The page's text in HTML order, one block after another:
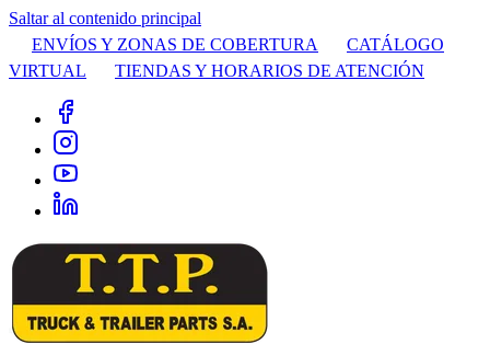
Saltar al contenido principal
ENVÍOS Y ZONAS DE COBERTURA
CATÁLOGO
VIRTUAL
TIENDAS Y HORARIOS DE ATENCIÓN